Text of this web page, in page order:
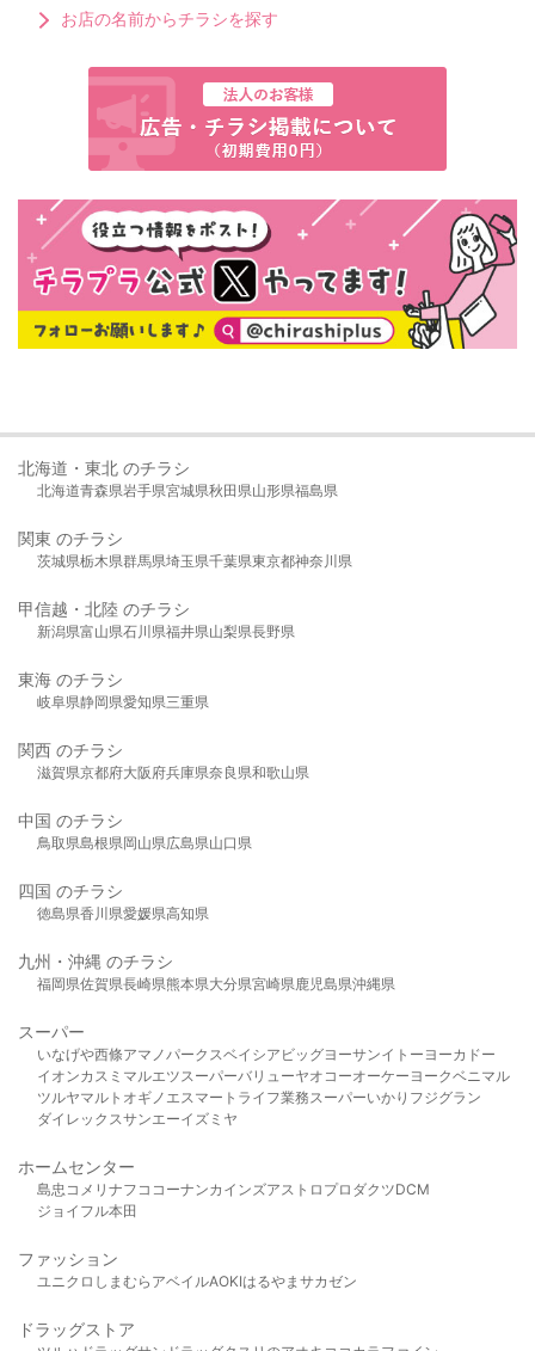
お店の名前からチラシを探す
北海道・東北 のチラシ
北海道青森県岩手県宮城県秋田県山形県福島県
関東 のチラシ
茨城県栃木県群馬県埼玉県千葉県東京都神奈川県
甲信越・北陸 のチラシ
新潟県富山県石川県福井県山梨県長野県
東海 のチラシ
岐阜県静岡県愛知県三重県
関西 のチラシ
滋賀県京都府大阪府兵庫県奈良県和歌山県
中国 のチラシ
鳥取県島根県岡山県広島県山口県
四国 のチラシ
徳島県香川県愛媛県高知県
九州・沖縄 のチラシ
福岡県佐賀県長崎県熊本県大分県宮崎県鹿児島県沖縄県
スーパー
いなげや西條アマノパークスベイシア ビッグヨーサンイトーヨーカドー
イオンカスミ マルエツスーパーバリューヤオコーオーケー ヨークベニマル
ツルヤマルト オギノ エスマート ライフ業務スーパーいかり フジグラン
ダイレックスサンエーイズミヤ
ホームセンター
島忠 コメリ ナフコ コーナンカインズアストロプロダクツDCM
ジョイフル本田
ファッション
ユニクロ しまむら アベイルAOKIはるやま サカゼン
ドラッグストア